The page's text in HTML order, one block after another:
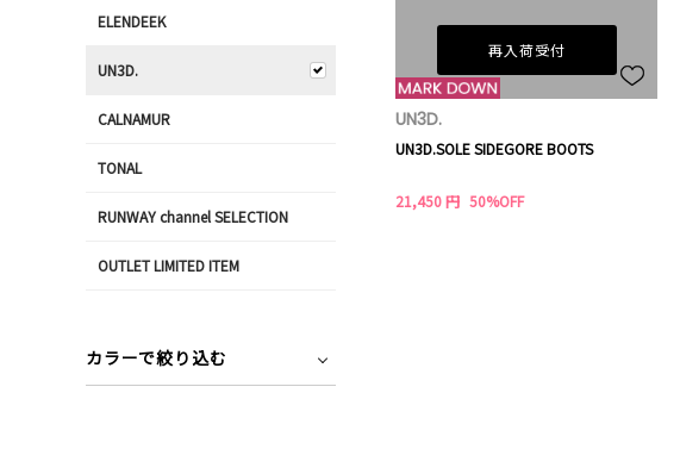
再入荷受付
UN3D.
UN3D.SOLE SIDEGORE BOOTS
21,450 円 50%OFF
ELENDEEK
UN3D.
CALNAMUR
TONAL
RUNWAY channel SELECTION
OUTLET LIMITED ITEM
カラーで絞り込む